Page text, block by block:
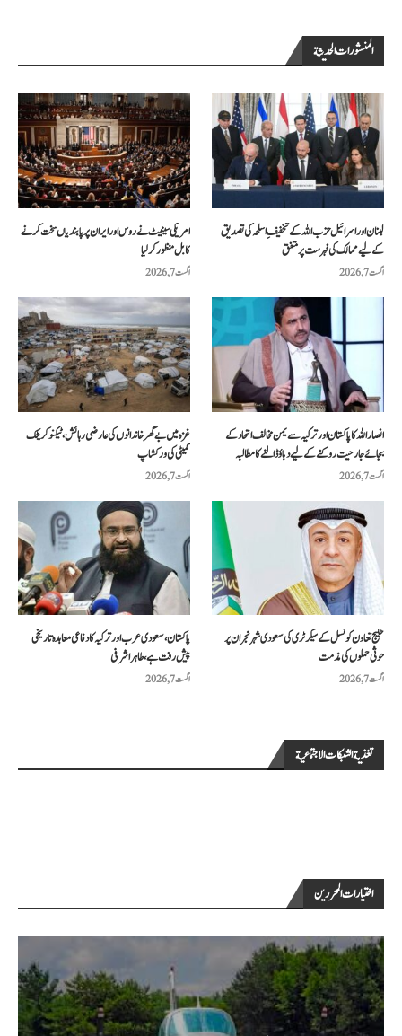
المنشورات الحديثة
امریکی سینیٹ نے روس اور ایران پر پابندیاں سخت کرنے
کا بل منظور کرلیا
اگست 7, 2026
لبنان اور اسرائیل حزب اللہ کے تخفیفِ اسلحہ کی تصدیق
کے لیے ممالک کی فہرست پر متفق
اگست 7, 2026
غزہ میں بے گھر خاندانوں کی عارضی رہائش، ٹیکنو کریٹک
کمیٹی کی ورکشاپ
اگست 7, 2026
انصار اللہ کا پاکستان اور ترکیہ سے یمن مخالف اتحاد کے
بجائے جارحیت روکنے کے لیے دباؤ ڈالنے کا مطالبہ
اگست 7, 2026
پاکستان، سعودی عرب اور ترکیہ کا دفاعی معاہدہ تاریخی
پیش رفت ہے، طاہر اشرفی
اگست 7, 2026
خلیج تعاون کونسل کے سیکرٹری کی سعودی شہر نجران پر
حوثی حملوں کی مذمت
اگست 7, 2026
تغذية الشبكات الاجتماعية
اختيارات المحررين